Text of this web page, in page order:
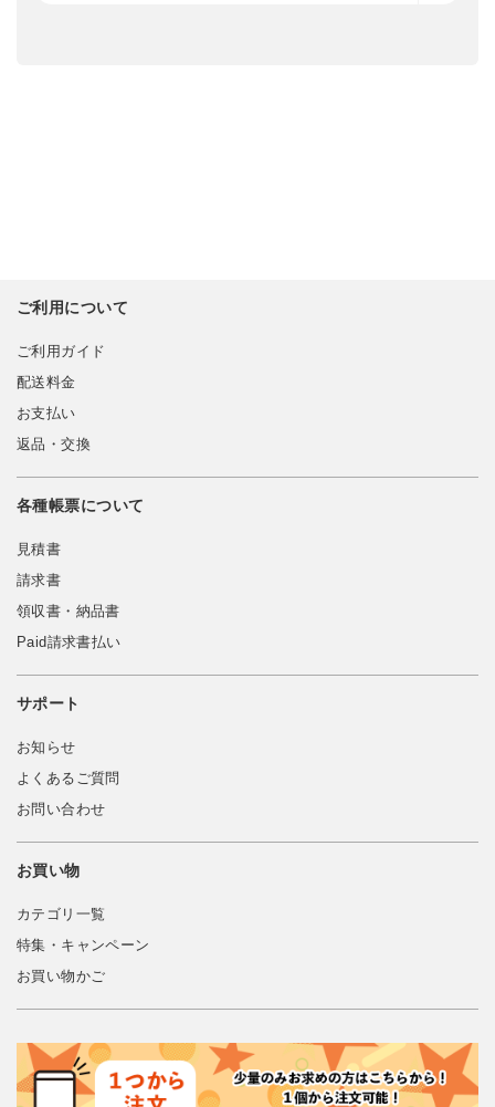
ご利用について
ご利用ガイド
配送料金
お支払い
返品・交換
各種帳票について
見積書
請求書
領収書・納品書
Paid請求書払い
サポート
お知らせ
よくあるご質問
お問い合わせ
お買い物
カテゴリ一覧
特集・キャンペーン
お買い物かご